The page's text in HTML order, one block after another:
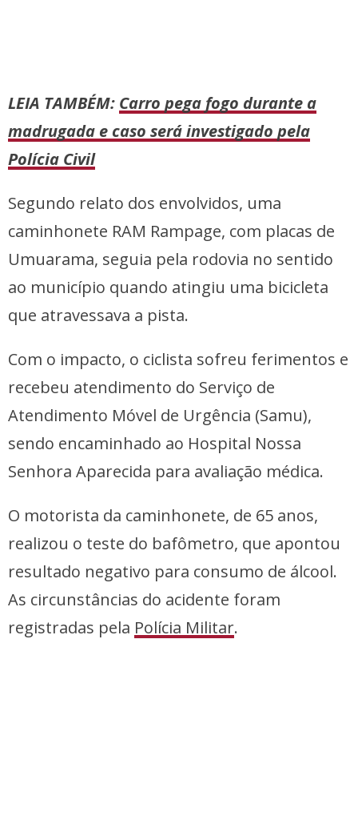
LEIA TAMBÉM: Carro pega fogo durante a
madrugada e caso será investigado pela
Polícia Civil
Segundo relato dos envolvidos, uma
caminhonete RAM Rampage, com placas de
Umuarama, seguia pela rodovia no sentido
ao município quando atingiu uma bicicleta
que atravessava a pista.
Com o impacto, o ciclista sofreu ferimentos e
recebeu atendimento do Serviço de
Atendimento Móvel de Urgência (Samu),
sendo encaminhado ao Hospital Nossa
Senhora Aparecida para avaliação médica.
O motorista da caminhonete, de 65 anos,
realizou o teste do bafômetro, que apontou
resultado negativo para consumo de álcool.
As circunstâncias do acidente foram
registradas pela Polícia Militar.